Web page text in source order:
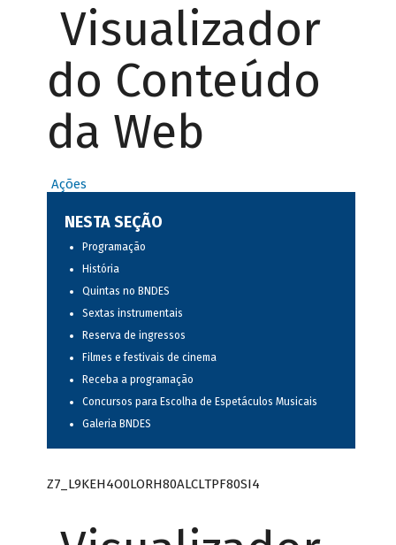
Visualizador
do Conteúdo
da Web
Ações
NESTA SEÇÃO
Programação
História
Quintas no BNDES
Sextas instrumentais
Reserva de ingressos
Filmes e festivais de cinema
Receba a programação
Concursos para Escolha de Espetáculos Musicais
Galeria BNDES
Z7_L9KEH4O0LORH80ALCLTPF80SI4